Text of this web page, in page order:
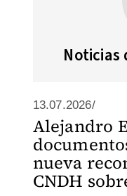
Noticias
13.07.2026/
Alejandro
nueva
CNDH